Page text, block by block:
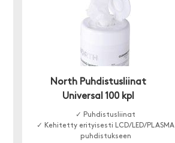
North Puhdistusliinat
Universal 100 kpl
✓ Puhdistusliinat
✓ Kehitetty erityisesti LCD/LED/PLASMA
puhdistukseen